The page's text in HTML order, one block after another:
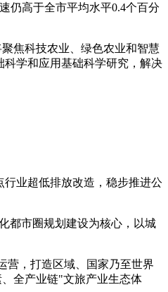
仍高于全市平均水平0.4个百分
焦科技农业、绿色农业和智慧
学和应用基础科学研究，解决
业超低排放改造，稳步推进公
都市圈规划建设为核心，以城
营，打造区域、国家乃至世界
全产业链"文旅产业生态体